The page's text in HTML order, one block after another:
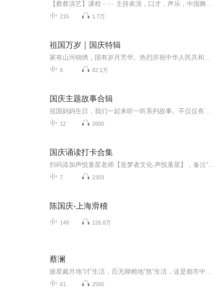
215 1.7万
祖国万岁｜国庆特辑
6 82.1万
国庆主题故事合辑
12 2600
国庆诵读打卡合集
7 2303
陈国庆-上海滑稽
149 126.8万
蔡澜
61 2560